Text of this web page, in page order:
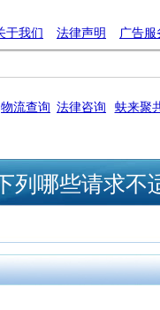
于我们 法律声明 广告服
物流查询 法律咨询 蚨来聚
列哪些请求不